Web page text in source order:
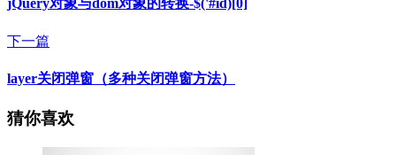
jQuery对象与dom对象的转换-$('#id)[0]
下一篇
layer关闭弹窗（多种关闭弹窗方法）
猜你喜欢